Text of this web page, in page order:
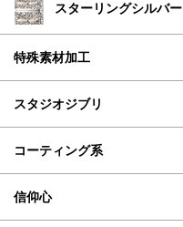
スターリングシルバー
特殊素材加工
スタジオジブリ
コーティング系
信仰心